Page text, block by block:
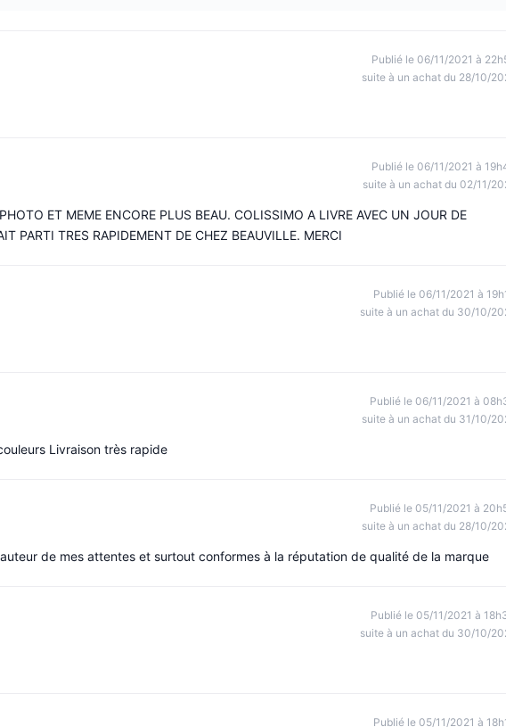
Publié le 06/11/2021 à
suite à un achat du 28/10/
Publié le 06/11/2021 à
suite à un achat du 02/11/
ET MEME ENCORE PLUS BEAU. COLISSIMO A LIVRE AVEC UN JOUR DE
PARTI TRES RAPIDEMENT DE CHEZ BEAUVILLE. MERCI
Publié le 06/11/2021 à
suite à un achat du 30/10/
Publié le 06/11/2021 à
suite à un achat du 31/10/
Livraison très rapide
Publié le 05/11/2021 à
suite à un achat du 28/10/
de mes attentes et surtout conformes à la réputation de qualité de la marque
Publié le 05/11/2021 à
suite à un achat du 30/10/
Publié le 05/11/2021 à